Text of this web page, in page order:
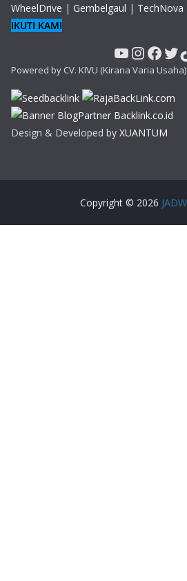
WheelDrive | Gembelgaul | TechNova
IKUTI KAMI
YouTube
Powered by CV. KIVU (Kirana Varia Usaha)
Design & Developed by XUANTUM
Copyright © 2026